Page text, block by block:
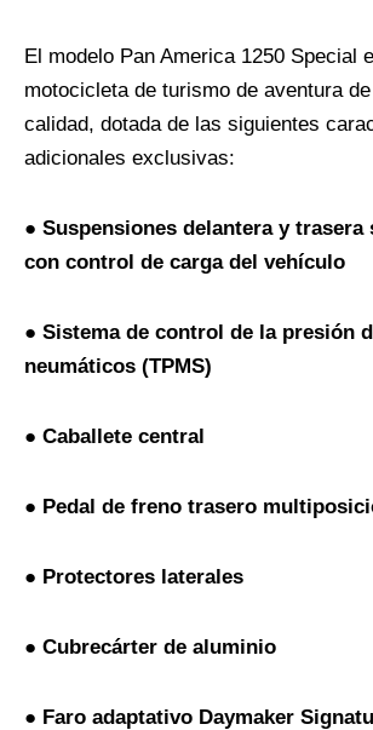
El modelo Pan America 1250 Special
motocicleta de turismo de aventura
calidad, dotada de las siguientes
adicionales exclusivas:
● Suspensiones delantera y trasera
con control de carga del vehículo
● Sistema de control de la presión
neumáticos (TPMS)
● Caballete central
● Pedal de freno trasero
● Protectores laterales
● Cubrecárter de aluminio
● Faro adaptativo Daymaker